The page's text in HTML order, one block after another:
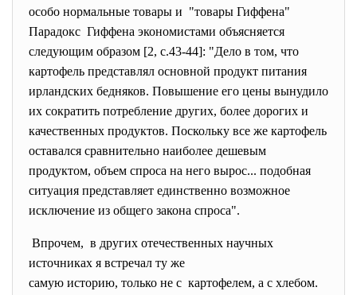
особо нормальные товары и "товары Гиффена"
Парадокс Гиффена экономистами объясняется
следующим образом [2, с.43-44]: "Дело в том, что
картофель представлял основной продукт питания
ирландских бедняков. Повышение его цены вынудило
их сократить потребление других, более дорогих и
качественных продуктов. Поскольку все же картофель
оставался сравнительно наиболее дешевым
продуктом, объем спроса на него вырос... подобная
ситуация представляет единственно возможное
исключение из общего закона спроса".
Впрочем, в других отечественных научных
источниках я встречал ту же
самую историю, только не с картофелем, а с хлебом.